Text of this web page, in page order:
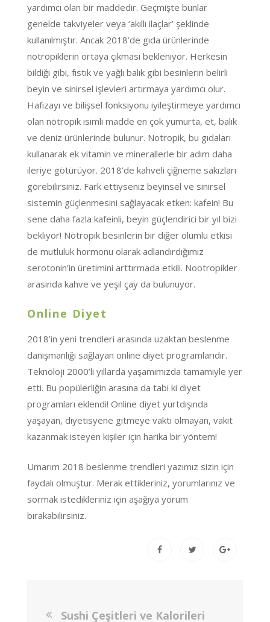
yardımcı olan bir maddedir. Geçmişte bunlar
genelde takviyeler veya ‘akıllı ilaçlar’ şeklinde
kullanılmıştır. Ancak 2018’de gıda ürünlerinde
notropiklerin ortaya çıkması bekleniyor. Herkesin
bildiği gibi, fıstık ve yağlı balık gibi besinlerin belirli
beyin ve sinirsel işlevleri artırmaya yardımcı olur.
Hafızayı ve bilişsel fonksiyonu iyileştirmeye yardımcı
olan nötropik isimli madde en çok yumurta, et, balık
ve deniz ürünlerinde bulunur. Notropik, bu gıdaları
kullanarak ek vitamin ve minerallerle bir adım daha
ileriye götürüyor. 2018’de kahveli çiğneme sakızları
görebilirsiniz. Fark ettiyseniz beyinsel ve sinirsel
sistemin güçlenmesini sağlayacak etken: kafein! Bu
sene daha fazla kafeinli, beyin güçlendirici bir yıl bizi
bekliyor! Nötropik besinlerin bir diğer olumlu etkisi
de mutluluk hormonu olarak adlandırdığımız
serotonin’in üretimini arttırmada etkili. Nootropikler
arasında kahve ve yeşil çay da bulunuyor.
Online Diyet
2018’in yeni trendleri arasında uzaktan beslenme
danışmanlığı sağlayan online diyet programlarıdır.
Teknoloji 2000’li yıllarda yaşamımızda tamamiyle yer
etti. Bu popülerliğin arasına da tabi ki diyet
programları eklendi! Online diyet yurtdışında
yaşayan, diyetisyene gitmeye vakti olmayan, vakit
kazanmak isteyen kişiler için harika bir yöntem!
Umarım 2018 beslenme trendleri yazımız sizin için
faydalı olmuştur. Merak ettikleriniz, yorumlarınız ve
sormak istedikleriniz için aşağıya yorum
bırakabilirsiniz.
Sushi Çeşitleri ve Kalorileri